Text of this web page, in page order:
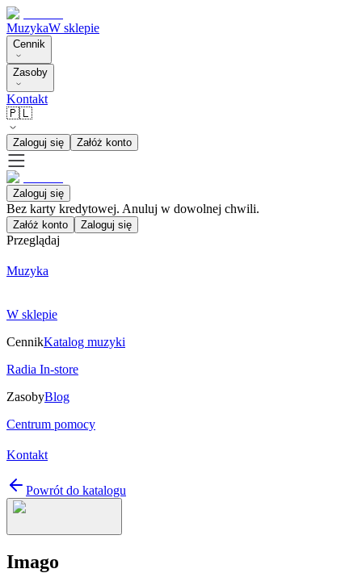
MuzykaW sklepie
Cennik
Zasoby
Kontakt
🇵🇱
Zaloguj się Załóż konto
Zaloguj się
Bez karty kredytowej. Anuluj w dowolnej chwili.
Załóż konto Zaloguj się
Przeglądaj
Muzyka
W sklepie
CennikKatalog muzyki
Radia In-store
ZasobyBlog
Centrum pomocy
Kontakt
Powrót do katalogu
Imago